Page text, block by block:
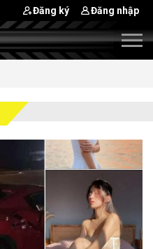
Đăng ký Đăng nhập